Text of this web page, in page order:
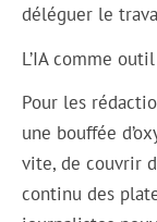
déléguer le
L’IA comme
Pour les
une bouffée
vite, de couvrir
continu des